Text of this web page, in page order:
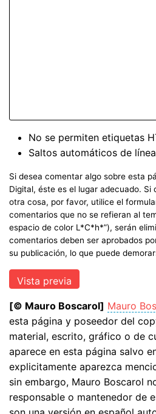
No se permiten etiquetas
Saltos automáticos de
Si desea comentar algo sobre esta
Digital, éste es el lugar adecuado. Si
otra cosa, por favor, utilice el
comentarios que no se refieran al
espacio de color L*C*h*”), serán
comentarios deben ser aprobados
su publicación, lo que puede
[© Mauro Boscarol] Mauro
esta página y poseedor del
material, escrito, gráfico o de
aparece en esta página salvo
explicitamente aparezca
sin embargo, Mauro Boscarol
responsable o mantenedor de